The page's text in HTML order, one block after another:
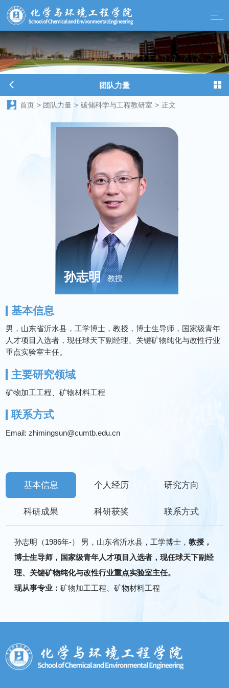
球天下-最新体育新闻、赛事报道、足球篮球资讯
团队力量
首页 > 团队力量 > 碳储科学与工程教研室 > 正文
孙志明 教授
基本信息
男，山东省沂水县，工学博士，教授，博士生导师，国家级青年
人才项目入选者，现任球天下副经理、关键矿物纯化与改性行业
重点实验室主任。
主要研究领域
矿物加工工程、矿物材料工程
联系方式
Email: zhimingsun@cumtb.edu.cn
基本信息 个人经历 研究方向
科研成果 科研获奖 联系方式
孙志明（1986年-） 男，山东省沂水县，工学博士，教授，
博士生导师，国家级青年人才项目入选者，现任球天下副经
理、关键矿物纯化与改性行业重点实验室主任。
现从事专业：矿物加工工程、矿物材料工程